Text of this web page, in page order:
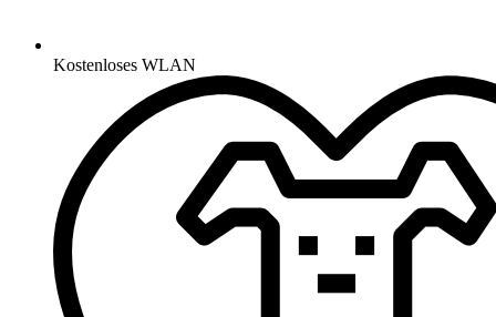
Kostenloses WLAN